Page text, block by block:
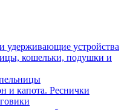
удерживающие устройства
кошельки, подушки и
и капота. Реснички